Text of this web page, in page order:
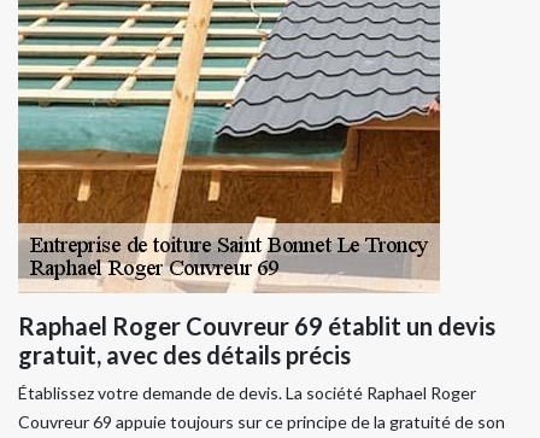
Raphael Roger Couvreur 69 établit un devis
gratuit, avec des détails précis
Établissez votre demande de devis. La société Raphael Roger
Couvreur 69 appuie toujours sur ce principe de la gratuité de son